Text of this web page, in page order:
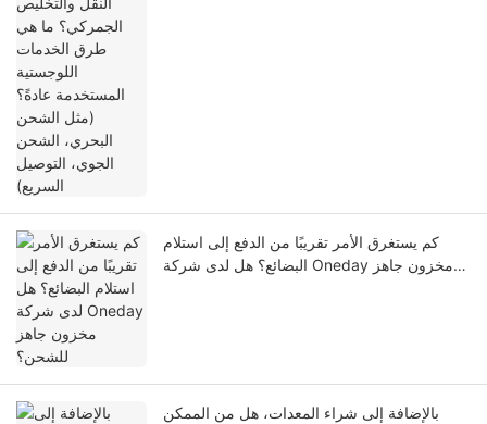
كم يستغرق الأمر تقريبًا من الدفع إلى استلام
البضائع؟ هل لدى شركة Oneday مخزون جاهز
بالإضافة إلى شراء المعدات، هل من الممكن